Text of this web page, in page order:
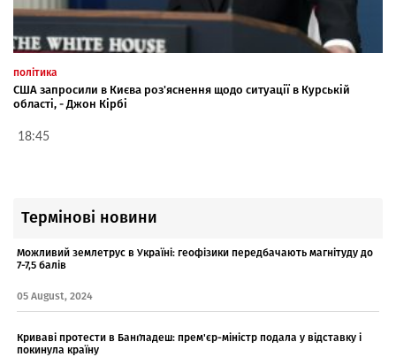
політика
США запросили в Києва роз'яснення щодо ситуації в Курській
області, - Джон Кірбі
18:45
Термінові новини
Можливий землетрус в Україні: геофізики передбачають магнітуду до
7-7,5 балів
05 August, 2024
Криваві протести в Банґладеш: прем'єр-міністр подала у відставку і
покинула країну